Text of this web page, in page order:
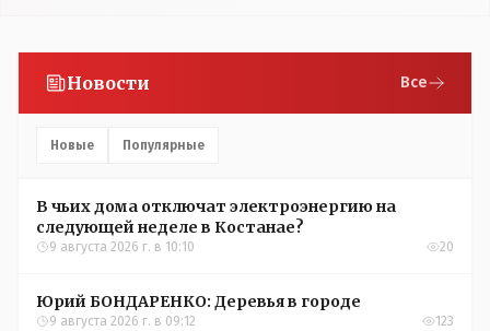
Новости Все
Новые Популярные
В чьих дома отключат электроэнергию на
следующей неделе в Костанае?
9 августа 2026 г. в 10:10 20
Юрий БОНДАРЕНКО: Деревья в городе
9 августа 2026 г. в 09:12 123